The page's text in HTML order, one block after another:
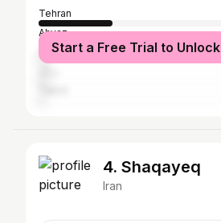
Tehran
Ahvaz
Isfahan
Start a Free Trial to Unlock
4. Shaqayeq
Iran